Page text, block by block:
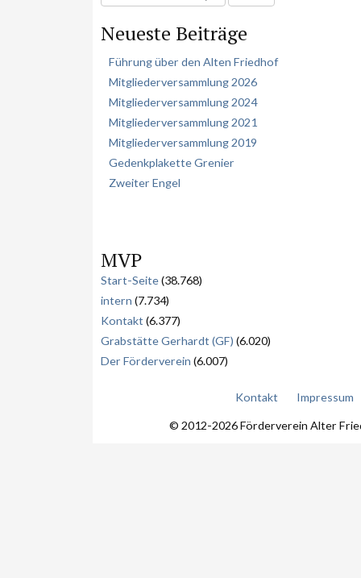
u
c
Neueste Beiträge
Führung über den Alten Friedhof
Mitgliederversammlung 2026
Mitgliederversammlung 2024
Mitgliederversammlung 2021
Mitgliederversammlung 2019
Gedenkplakette Grenier
Zweiter Engel
MVP
Start-Seite(38.768)
intern (7.734)
Kontakt (6.377)
Grabstätte Gerhardt (GF) (6.020)
Der Förderverein (6.007)
Kontakt Impressum
© 2012-2026 Förderverein Alter